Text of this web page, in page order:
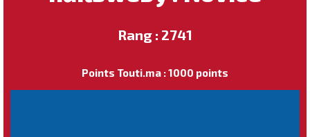
Rang : 2741
Points Touti.ma : 1000 points